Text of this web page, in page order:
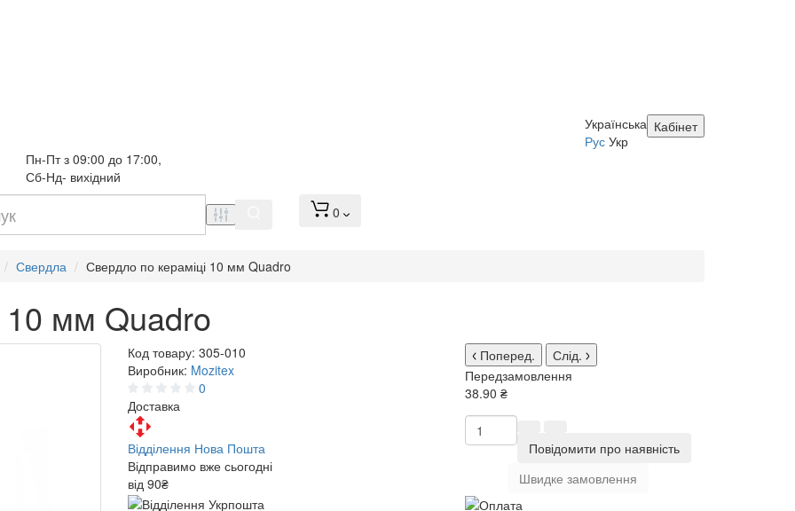
Кабінет
Українська
Рус Укр
Пн-Пт з 09:00 до 17:00,
Сб-Нд- вихідний
0
Свердла Свердло по кераміці 10 мм Quadro
10 мм Quadro
Код товару: 305-010
Виробник: Mozitex
0
Доставка
Відділення Нова Пошта
Відправимо вже сьогодні
від 90₴
Поперед.
Слід.
Передзамовлення
38.90 ₴
Повідомити про наявність
Швидке замовлення